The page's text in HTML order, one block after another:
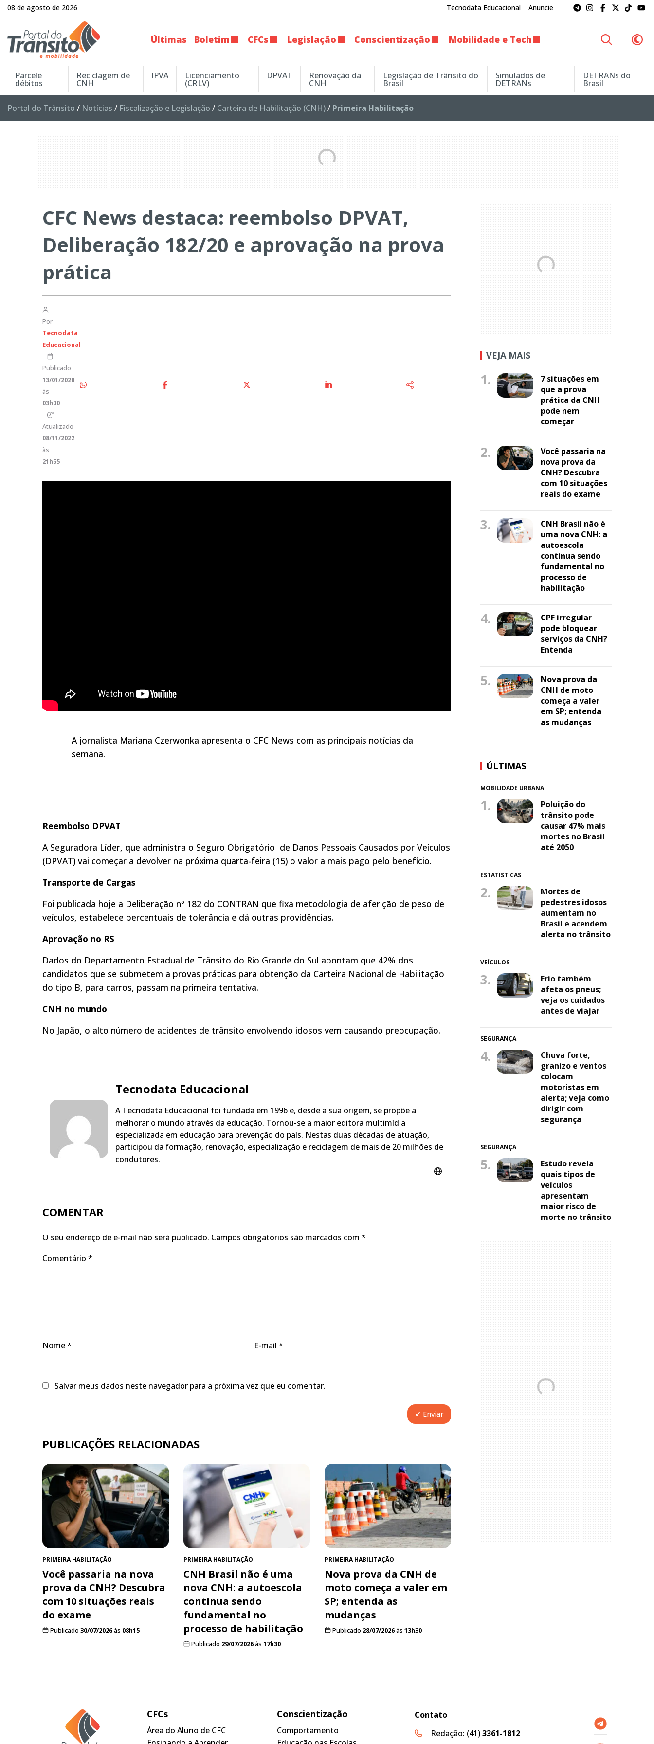
08 de agosto de 2026 Tecnodata Educacional Anuncie
Últimas Boletim CFCs Legislação Conscientização Mobilidade e Tech
Parcele
débitos
Reciclagem de
CNH
IPVA Licenciamento
(CRLV)
DPVAT Renovação da
CNH
Legislação de Trânsito do
Brasil
Simulados de
DETRANs
DETRANs do
Brasil
Portal do Trânsito / Notícias / Fiscalização e Legislação / Carteira de Habilitação (CNH)/ Primeira Habilitação
CFC News destaca: reembolso DPVAT,
Deliberação 182/20 e aprovação na prova
prática
Por
Tecnodata
Educacional
Publicado
13/01/2020
às
03h00
Atualizado
08/11/2022
às
21h55
A jornalista Mariana Czerwonka apresenta o CFC News com as principais notícias da
semana.
Reembolso DPVAT
A Seguradora Líder, que administra o Seguro Obrigatório de Danos Pessoais Causados por Veículos
(DPVAT) vai começar a devolver na próxima quarta-feira (15) o valor a mais pago pelo benefício.
Transporte de Cargas
Foi publicada hoje a Deliberação nº 182 do CONTRAN que fixa metodologia de aferição de peso de
veículos, estabelece percentuais de tolerância e dá outras providências.
Aprovação no RS
Dados do Departamento Estadual de Trânsito do Rio Grande do Sul apontam que 42% dos
candidatos que se submetem a provas práticas para obtenção da Carteira Nacional de Habilitação
do tipo B, para carros, passam na primeira tentativa.
CNH no mundo
No Japão, o alto número de acidentes de trânsito envolvendo idosos vem causando preocupação.
Tecnodata Educacional
A Tecnodata Educacional foi fundada em 1996 e, desde a sua origem, se propõe a
melhorar o mundo através da educação. Tornou-se a maior editora multimídia
especializada em educação para prevenção do país. Nestas duas décadas de atuação,
participou da formação, renovação, especialização e reciclagem de mais de 20 milhões de
condutores.
COMENTAR
O seu endereço de e-mail não será publicado. Campos obrigatórios são marcados com *
Comentário *
Nome* E-mail *
Salvar meus dados neste navegador para a próxima vez que eu comentar.
PUBLICAÇÕES RELACIONADAS
PRIMEIRA HABILITAÇÃO
Você passaria na nova
prova da CNH? Descubra
com 10 situações reais
do exame
Publicado 30/07/2026às 08h15
PRIMEIRA HABILITAÇÃO
CNH Brasil não é uma
nova CNH: a autoescola
continua sendo
fundamental no
processo de habilitação
Publicado 29/07/2026às 17h30
PRIMEIRA HABILITAÇÃO
Nova prova da CNH de
moto começa a valer em
SP; entenda as
mudanças
Publicado 28/07/2026às 13h30
VEJA MAIS
1.
7 situações em
que a prova
prática da CNH
pode nem
começar
2.
Você passaria na
nova prova da
CNH? Descubra
com 10 situações
reais do exame
3.
CNH Brasil não é
uma nova CNH: a
autoescola
continua sendo
fundamental no
processo de
habilitação
4.
CPF irregular
pode bloquear
serviços da CNH?
Entenda
5.
Nova prova da
CNH de moto
começa a valer
em SP; entenda
as mudanças
ÚLTIMAS
MOBILIDADE URBANA
1.
Poluição do
trânsito pode
causar 47% mais
mortes no Brasil
até 2050
ESTATÍSTICAS
2.
Mortes de
pedestres idosos
aumentam no
Brasil e acendem
alerta no trânsito
VEÍCULOS
3.
Frio também
afeta os pneus;
veja os cuidados
antes de viajar
SEGURANÇA
4.
Chuva forte,
granizo e ventos
colocam
motoristas em
alerta; veja como
dirigir com
segurança
SEGURANÇA
5.
Estudo revela
quais tipos de
veículos
apresentam
maior risco de
morte no trânsito
CFCs
Área do Aluno de CFC
Conscientização
Comportamento
Contato
Redação: (41)3361-1812